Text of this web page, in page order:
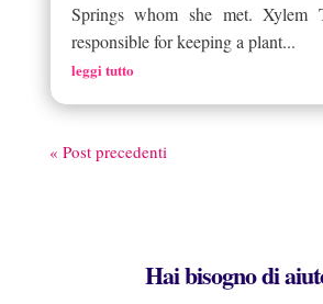
Springs whom she met. Xylem
responsible for keeping a plant...
leggi tutto
« Post precedenti
Hai bisogno di